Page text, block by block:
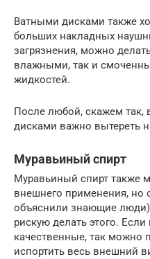
Ватными дисками также
больших накладных
загрязнения, можно
влажными, так и
жидкостей.
После любой, скажем
дисками важно вытереть
Муравьиный спирт
Муравьиный спирт также
внешнего применения, но
объяснили знающие
рискую делать этого.
качественные, так можно
испортить весь внешний